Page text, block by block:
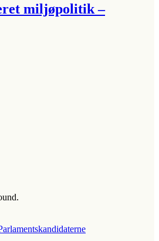
miljøpolitik –